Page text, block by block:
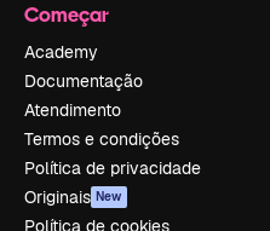
Começar
Academy
Documentação
Atendimento
Termos e condições
Política de privacidade
Originais New
Política de cookies